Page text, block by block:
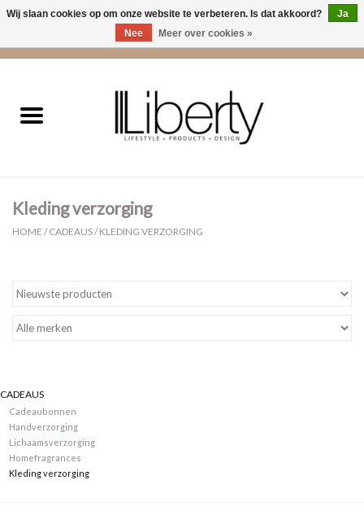
Kleding
Cadeaus
Merken
Kleding verzorging
HOME /CADEAUS/KLEDING VERZORGING
CADEAUS
Cadeaubonnen
Handverzorging
Lichaamsverzorging
Homefragrances
Kleding verzorging
Wij slaan cookies op om onze website te verbeteren. Is dat akkoord?
Ja
Nee
Meer over cookies »